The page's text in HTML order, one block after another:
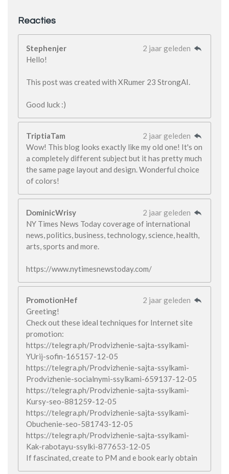
Reacties
Stephenjer
2 jaar geleden
Hello!
This post was created with XRumer 23 StrongAI.
Good luck :)
TriptiaTam
2 jaar geleden
Wow! This blog looks exactly like my old one! It's on
a completely different subject but it has pretty much
the same page layout and design. Wonderful choice
of colors!
DominicWrisy
2 jaar geleden
NY Times News Today coverage of international
news, politics, business, technology, science, health,
arts, sports and more.
https://www.nytimesnewstoday.com/
PromotionHef
2 jaar geleden
Greeting!
Check out these ideal techniques for Internet site
promotion:
https://telegra.ph/Prodvizhenie-sajta-ssylkami-
YUrij-sofin-165157-12-05
https://telegra.ph/Prodvizhenie-sajta-ssylkami-
Prodvizhenie-socialnymi-ssylkami-659137-12-05
https://telegra.ph/Prodvizhenie-sajta-ssylkami-
Kursy-seo-881259-12-05
https://telegra.ph/Prodvizhenie-sajta-ssylkami-
Obuchenie-seo-581743-12-05
https://telegra.ph/Prodvizhenie-sajta-ssylkami-
Kak-rabotayu-ssylki-877653-12-05
If fascinated, create to PM and e book early obtain